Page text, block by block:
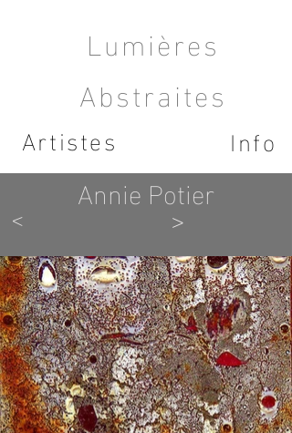
Lumières
Abstraites
Artistes Info
Annie Potier
< >